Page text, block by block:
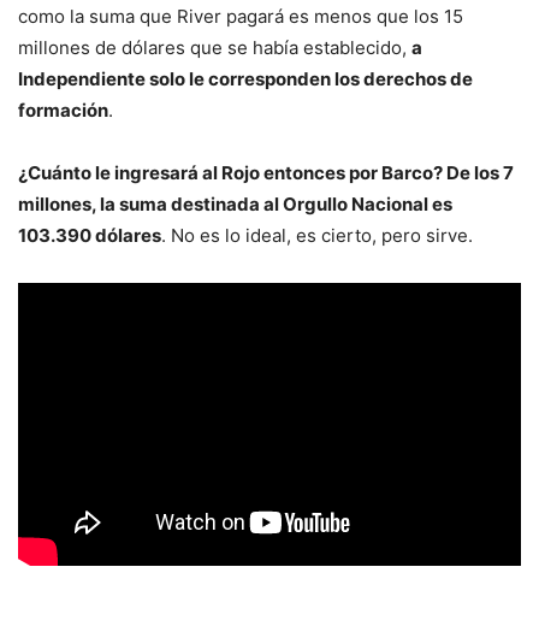
como la suma que River pagará es menos que los 15
millones de dólares que se había establecido, a
Independiente solo le corresponden los derechos de
formación.
¿Cuánto le ingresará al Rojo entonces por Barco? De los 7
millones, la suma destinada al Orgullo Nacional es
103.390 dólares. No es lo ideal, es cierto, pero sirve.